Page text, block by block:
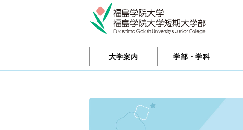
大学案内 学部・学科